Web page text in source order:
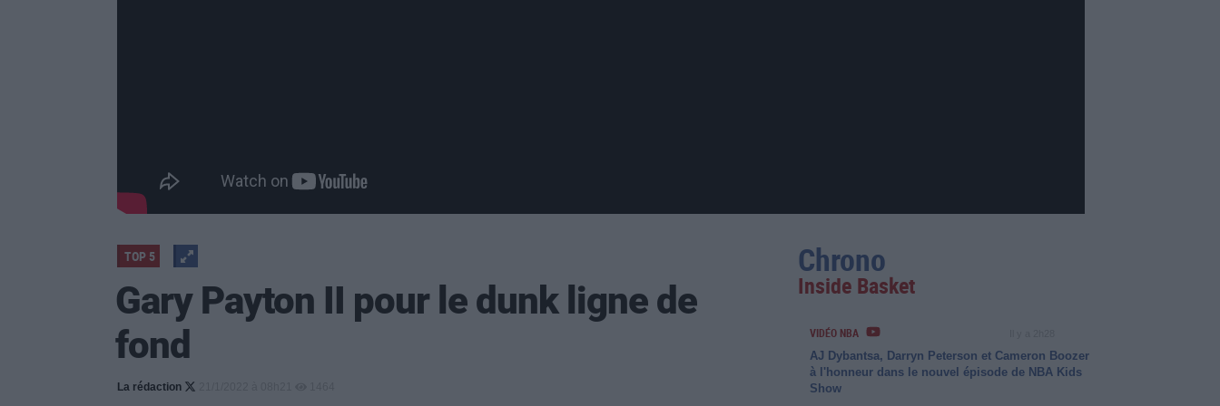
TOP 5
Gary Payton II pour le dunk ligne de
fond
La rédaction
Chrono
Inside Basket
VIDÉO NBA
AJ Dybantsa, Darryn Peterson et Cameron Boozer
à l'honneur dans le nouvel épisode de NBA Kids
Show